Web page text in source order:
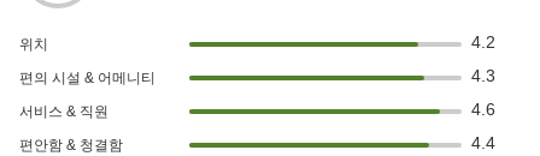
위치 4.2
편의 시설 & 어메니티 4.3
서비스 & 직원 4.6
편안함 & 청결함 4.4